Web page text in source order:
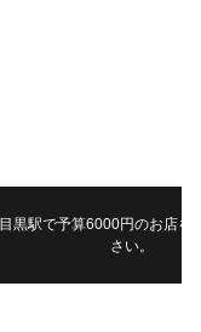
目黒駅で予算6000円のお店を
さい。